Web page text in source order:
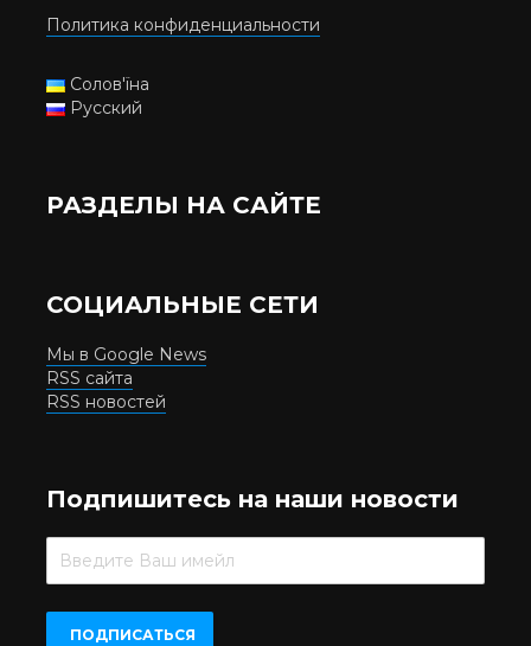
Политика конфиденциальности
Солов'їна
Русский
РАЗДЕЛЫ НА САЙТЕ
СОЦИАЛЬНЫЕ СЕТИ
Мы в Google News
RSS сайта
RSS новостей
Подпишитесь на наши новости